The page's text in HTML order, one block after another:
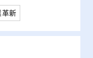
革新